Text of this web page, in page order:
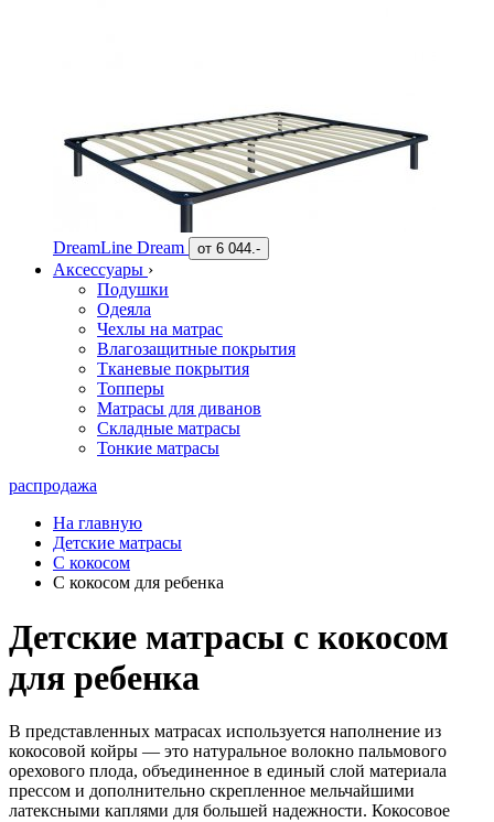
DreamLine Dream от 6 044.-
Аксессуары ›
Подушки
Одеяла
Чехлы на матрас
Влагозащитные покрытия
Тканевые покрытия
Топперы
Матрасы для диванов
Складные матрасы
Тонкие матрасы
распродажа
На главную
Детские матрасы
С кокосом
С кокосом для ребенка
Детские матрасы с кокосом
для ребенка
В представленных матрасах используется наполнение из
кокосовой койры — это натуральное волокно пальмового
орехового плода, объединенное в единый слой материала
прессом и дополнительно скрепленное мельчайшими
латексными каплями для большей надежности. Кокосовое